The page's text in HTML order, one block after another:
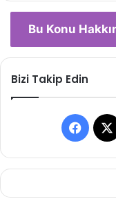
Bu Konu
Bizi Takip Edin